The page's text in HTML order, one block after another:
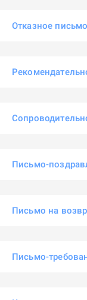
Отказное
Письмо-
Письмо на
Письмо-